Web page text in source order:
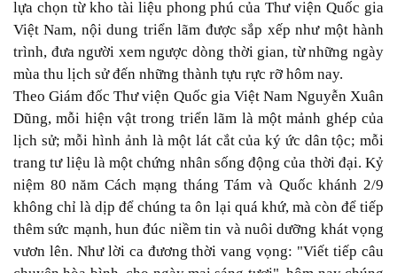
lựa chọn từ kho tài liệu phong phú của Thư viện Quốc gia
Việt Nam, nội dung triển lãm được sắp xếp như một hành
trình, đưa người xem ngược dòng thời gian, từ những ngày
mùa thu lịch sử đến những thành tựu rực rỡ hôm nay.
Theo Giám đốc Thư viện Quốc gia Việt Nam Nguyễn Xuân
Dũng, mỗi hiện vật trong triển lãm là một mảnh ghép của
lịch sử; mỗi hình ảnh là một lát cắt của ký ức dân tộc; mỗi
trang tư liệu là một chứng nhân sống động của thời đại. Kỷ
niệm 80 năm Cách mạng tháng Tám và Quốc khánh 2/9
không chỉ là dịp để chúng ta ôn lại quá khứ, mà còn để tiếp
thêm sức mạnh, hun đúc niềm tin và nuôi dưỡng khát vọng
vươn lên. Như lời ca đương thời vang vọng: "Viết tiếp câu